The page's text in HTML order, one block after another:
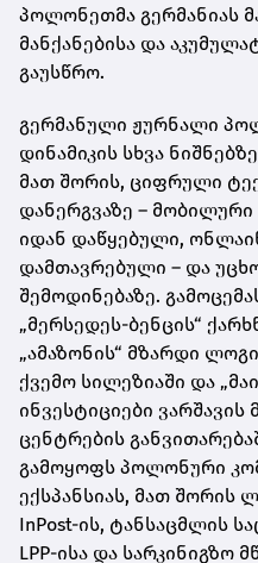
პოლონეთმა გერმანიას
მანქანებისა და
გაუსწრო.
გერმანული ჟურნალი
დინამიკის სხვა
მათ შორის, ციფრული
დანერგვაზე – მობილური
იდან დაწყებული,
დამთავრებული – და
შემოდინებაზე.
„მერსედეს-ბენცის“
„ამაზონის“ მზარდი
ქვემო სილეზიაში და
ინვესტიციები
ცენტრების
გამოყოფს პოლონური
ექსპანსიას, მათ შორის
InPost-ის, ტანსაცმლის
LPP-ისა და სარკინიგზო